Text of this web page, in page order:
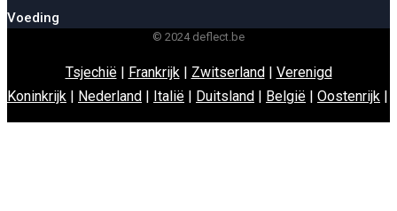
Voeding
© 2024 deflect.be
Tsjechië| Frankrijk| Zwitserland
Verenigd
Koninkrijk
Nederland Italië Duitsland België Oostenrijk